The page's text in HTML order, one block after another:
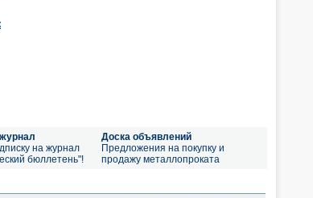
на журнал
бюллетень"!
Доска объявлений
Предложения на покупку и
продажу металлопроката